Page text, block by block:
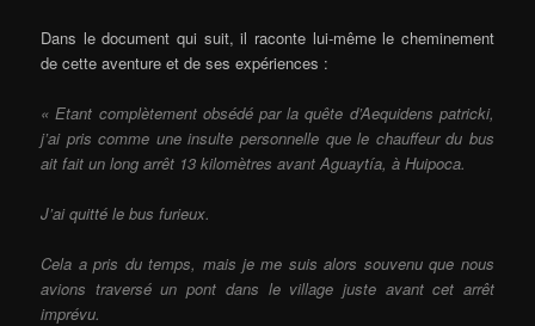
Dans le document qui suit, il raconte lui-même le cheminement
de cette aventure et de ses expériences :
« Etant complètement obsédé par la quête d’Aequidens patricki,
j’ai pris comme une insulte personnelle que le chauffeur du bus
ait fait un long arrêt 13 kilomètres avant Aguaytía, à Huipoca.
J’ai quitté le bus furieux.
Cela a pris du temps, mais je me suis alors souvenu que nous
avions traversé un pont dans le village juste avant cet arrêt
imprévu.